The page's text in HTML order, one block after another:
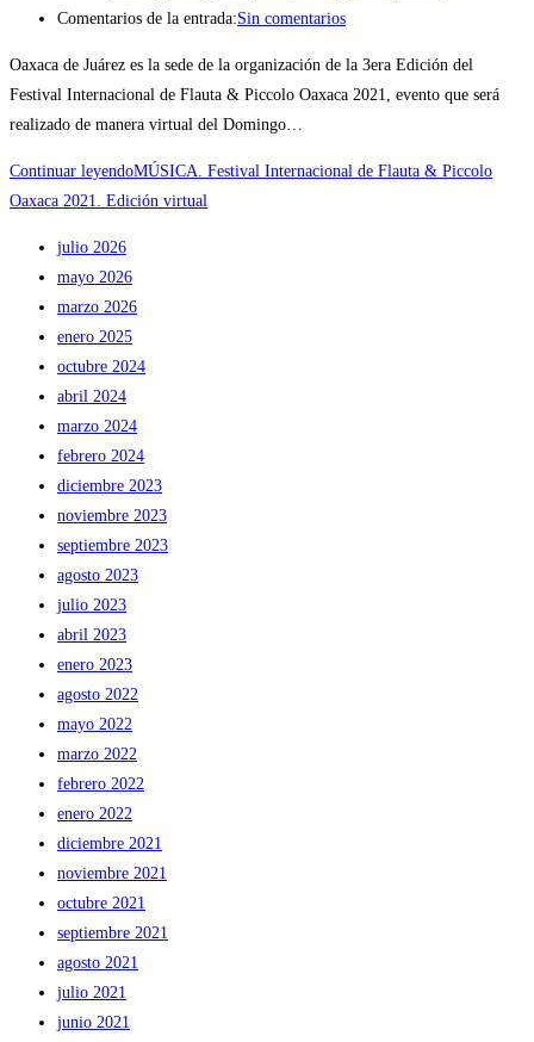
Comentarios de la entrada:Sin comentarios
Oaxaca de Juárez es la sede de la organización de la 3era Edición del
Festival Internacional de Flauta & Piccolo Oaxaca 2021, evento que será
realizado de manera virtual del Domingo…
Continuar leyendoMÚSICA. Festival Internacional de Flauta & Piccolo
Oaxaca 2021. Edición virtual
julio 2026
mayo 2026
marzo 2026
enero 2025
octubre 2024
abril 2024
marzo 2024
febrero 2024
diciembre 2023
noviembre 2023
septiembre 2023
agosto 2023
julio 2023
abril 2023
enero 2023
agosto 2022
mayo 2022
marzo 2022
febrero 2022
enero 2022
diciembre 2021
noviembre 2021
octubre 2021
septiembre 2021
agosto 2021
julio 2021
junio 2021